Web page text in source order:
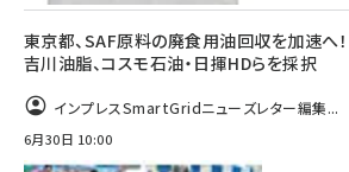
東京都、SAF原料の廃食用油回収を加速へ！
吉川油脂、コスモ石油・日揮HDらを採択
インプレスSmartGridニューズレター編集...
6月30日 10:00